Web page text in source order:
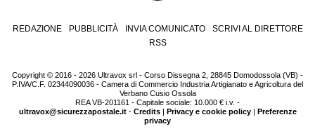
REDAZIONE PUBBLICITÀ INVIA COMUNICATO
SCRIVI AL DIRETTORE
RSS
Copyright © 2016 - 2026 Ultravox srl - Corso Dissegna 2, 28845 Domodossola (VB) -
P.IVA/C.F. 02344090036 - Camera di Commercio Industria Artigianato e Agricoltura del
Verbano Cusio Ossola
REA VB-201161 - Capitale sociale: 10.000 € i.v. -
ultravox@sicurezzapostale.it- Credits| Privacy e cookie policy|
Preferenze
privacy